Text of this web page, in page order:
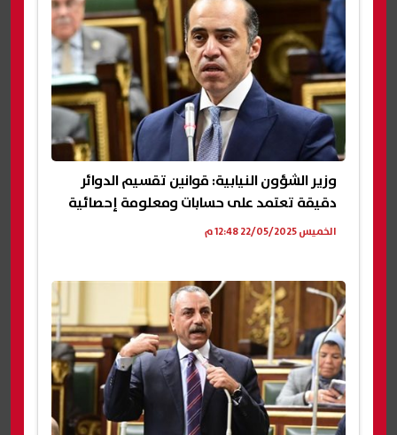
وزير الشؤون النيابية: قوانين تقسيم الدوائر
دقيقة تعتمد على حسابات ومعلومة إحصائية
الخميس 22/05/2025 12:48 م